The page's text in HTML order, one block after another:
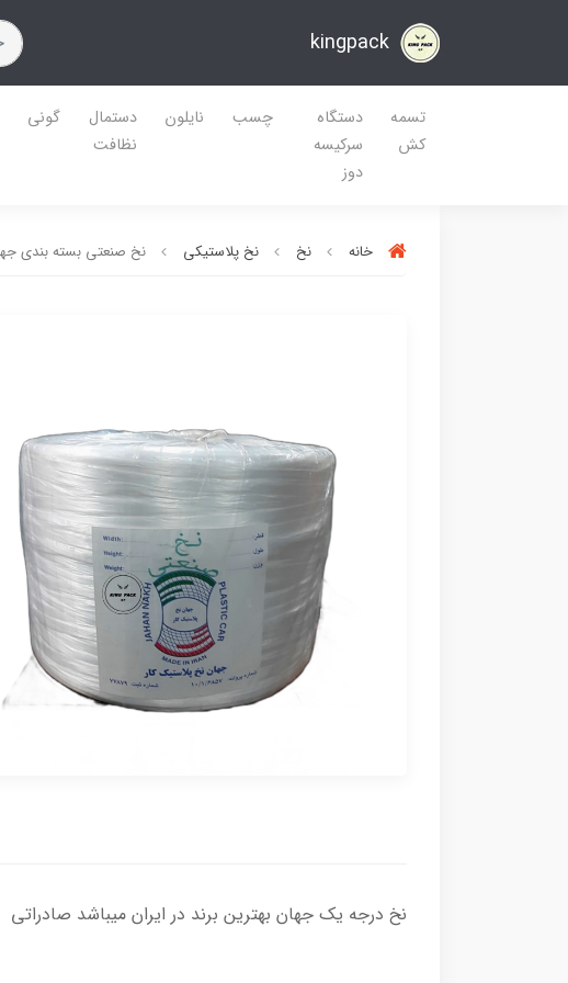
kingpack
تسمه
کش
دستگاه
سرکیسه
دوز
چسب نایلون
دستمال
نظافت
گونی
خانه نخ نخ پلاستیکی نخ صنعتی بسته بندی
نخ درجه یک جهان بهترین برند در ایران میباشد صادراتی